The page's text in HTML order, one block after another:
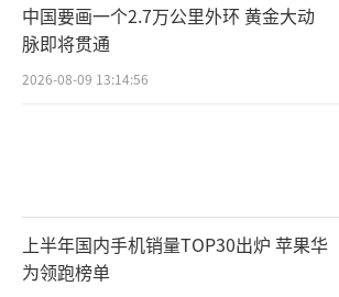
中国要画一个2.7万公里外环 黄金大动
脉即将贯通
2026-08-09 13:14:56
上半年国内手机销量TOP30出炉 苹果华
为领跑榜单